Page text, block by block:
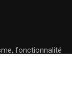
fonctionnalité